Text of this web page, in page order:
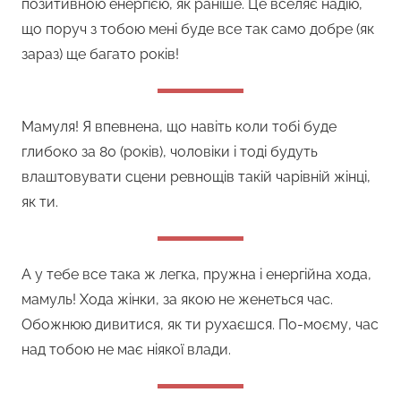
позитивною енергією, як раніше. Це вселяє надію,
що поруч з тобою мені буде все так само добре (як
зараз) ще багато років!
Мамуля! Я впевнена, що навіть коли тобі буде
глибоко за 80 (років), чоловіки і тоді будуть
влаштовувати сцени ревнощів такій чарівній жінці,
як ти.
А у тебе все така ж легка, пружна і енергійна хода,
мамуль! Хода жінки, за якою не женеться час.
Обожнюю дивитися, як ти рухаєшся. По-моєму, час
над тобою не має ніякої влади.